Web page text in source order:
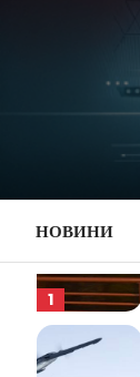
НОВИНИ
1